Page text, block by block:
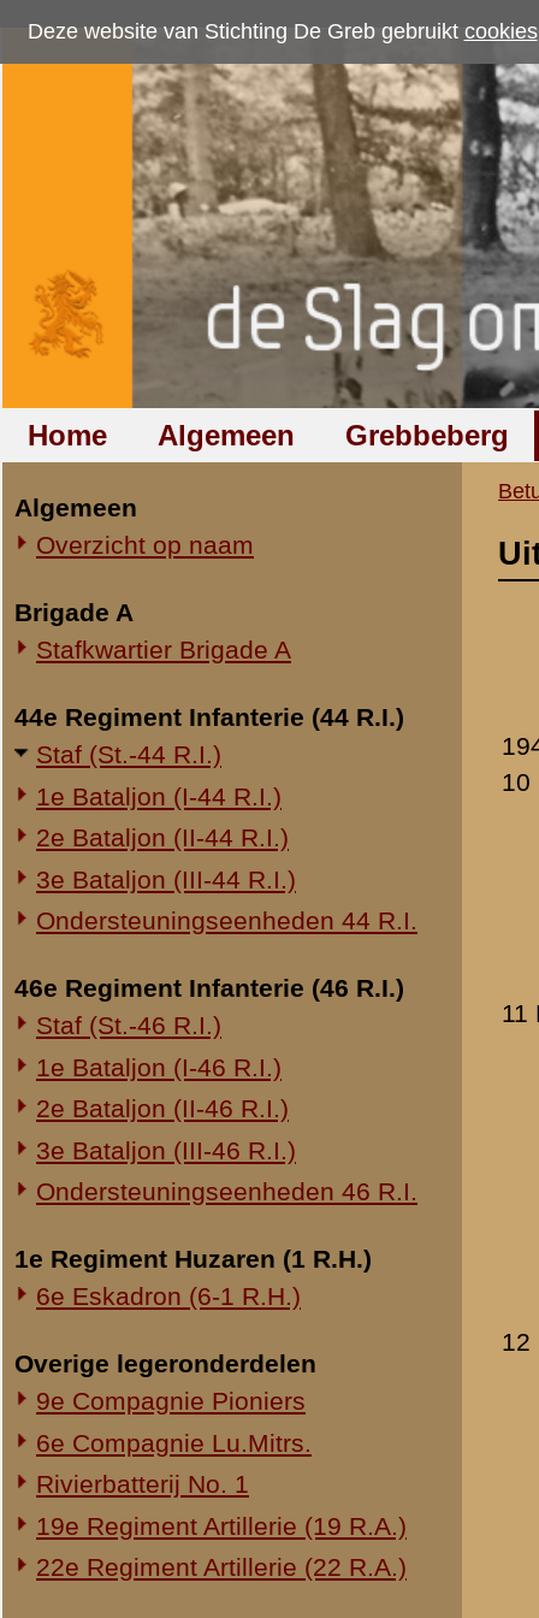
Deze website van Stichting De Greb gebruikt cookies om bezoekersaantallen te
Home Algemeen Grebbeberg Betuwestelling
Algemeen
Overzicht op naam
Brigade A
Stafkwartier Brigade A
Staf (St.-44 R.I.)
2e Bataljon (II-44 R.I.)
Ondersteuningseenheden 44 R.I.
46e Regiment Infanterie (46 R.I.)
1e Bataljon (I-46 R.I.)
3e Bataljon (III-46 R.I.)
Ondersteuningseenheden 46 R.I.
1e Regiment Huzaren (1 R.H.)
Overige legeronderdelen
9e Compagnie Pioniers
Rivierbatterij No. 1
19e Regiment Artillerie (19 R.A.)
22e Regiment Artillerie (22 R.A.)
Betuwestelling Nederlandse
Uittreksel
Staat van
Aanval
lichtgewond.
honderden
vliegtuigen.
Enkele
Speciale
een
Verpleging
Geen
bezetting
passeeren
vliegtuig
100
buitgemaakt.
Heden het
Te pl.m.
Melding
uitgezonden.
een
Verpleging
13 Mei.
2.00 Meldt
meldt zich
(één
Te 4.30
neven
Te 8.15
reserve
10.15:
de
11.15: Van
Reserve
vuur 201
11.22: Vuur
(telefonisch
14.45: Een